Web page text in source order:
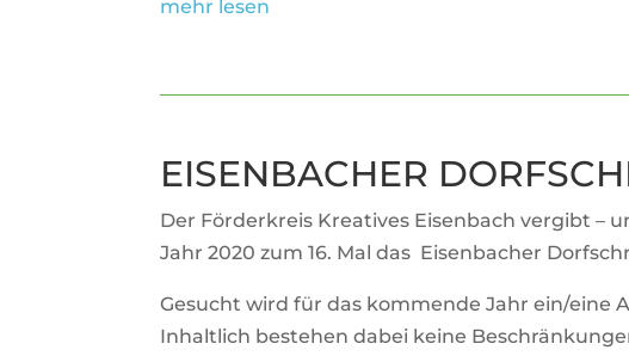
mehr lesen
EISEN­BA­CHER
Der För­der­kreis Krea­tives Eisen­bach ver­gibt –
Jahr 2020 zum 16. Mal das Eisen­ba­cher
Gesucht wird für das kom­mende Jahr ein/eine
Inhalt­lich bestehen dabei keine